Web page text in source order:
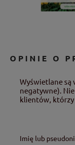
OPINIE O
Wyświetlane są
negatywne).
klientów,
Imię lub